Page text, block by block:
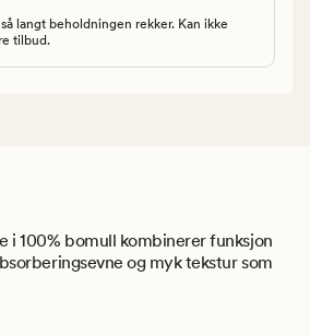
langt beholdningen rekker. Kan ikke
tilbud.
i 100% bomull kombinerer funksjon
og myk tekstur som